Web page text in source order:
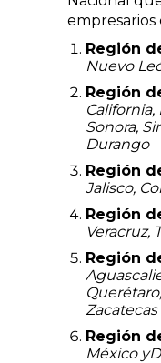
empresarios
Región
Nuevo
Región
California,
Sonora,
Durango
Región
Jalisco,
Región
Veracruz,
Región
Zacatecas
Región
México